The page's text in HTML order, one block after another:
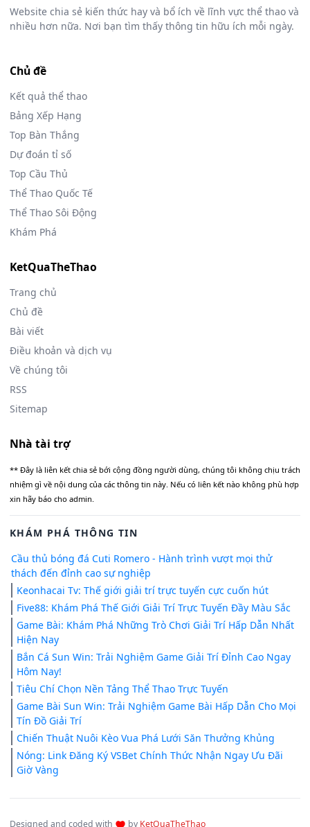
Website chia sẻ kiến thức hay và bổ ích về lĩnh vực thể thao và
nhiều hơn nữa. Nơi bạn tìm thấy thông tin hữu ích mỗi ngày.
Chủ đề
Kết quả thể thao
Bảng Xếp Hạng
Top Bàn Thắng
Dự đoán tỉ số
Top Cầu Thủ
Thể Thao Quốc Tế
Thể Thao Sôi Động
Khám Phá
KetQuaTheThao
Trang chủ
Chủ đề
Bài viết
Điều khoản và dịch vụ
Về chúng tôi
RSS
Sitemap
Nhà tài trợ
** Đây là liên kết chia sẻ bới cộng đồng người dùng, chúng tôi không chịu trách
nhiệm gì về nội dung của các thông tin này. Nếu có liên kết nào không phù hợp
xin hãy báo cho admin.
KHÁM PHÁ THÔNG TIN
Cầu thủ bóng đá Cuti Romero - Hành trình vượt mọi thử
thách đến đỉnh cao sự nghiệp
Keonhacai Tv: Thế giới giải trí trực tuyến cực cuốn hút
Five88: Khám Phá Thế Giới Giải Trí Trực Tuyến Đầy Màu Sắc
Game Bài: Khám Phá Những Trò Chơi Giải Trí Hấp Dẫn Nhất
Hiện Nay
Bắn Cá Sun Win: Trải Nghiệm Game Giải Trí Đỉnh Cao Ngay
Hôm Nay!
Tiêu Chí Chọn Nền Tảng Thể Thao Trực Tuyến
Game Bài Sun Win: Trải Nghiệm Game Bài Hấp Dẫn Cho Mọi
Tín Đồ Giải Trí
Chiến Thuật Nuôi Kèo Vua Phá Lưới Săn Thưởng Khủng
Nóng: Link Đăng Ký VSBet Chính Thức Nhận Ngay Ưu Đãi
Giờ Vàng
Designed and coded with by KetQuaTheThao